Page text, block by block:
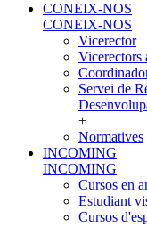
CONEIX-NOS
CONEIX-NOS
Vicerector
Vicerectors
Servei de
+
Normatives
INCOMING
INCOMING
Cursos en
Estudiant
Cursos